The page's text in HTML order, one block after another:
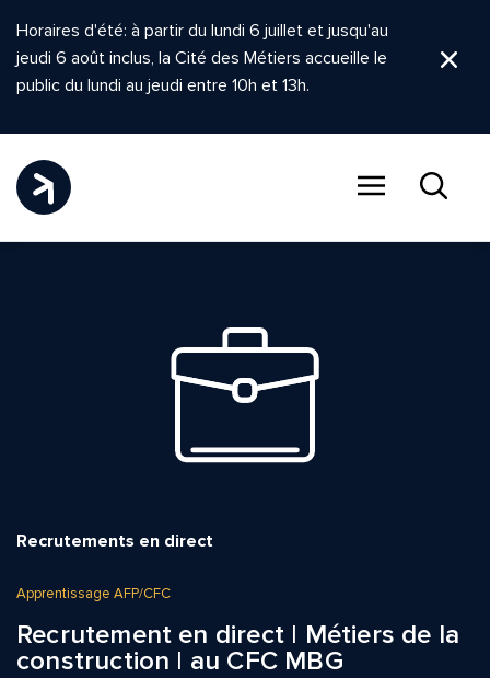
Horaires d'été: à partir du lundi 6 juillet et jusqu'au
jeudi 6 août inclus, la Cité des Métiers accueille le
public du lundi au jeudi entre 10h et 13h.
Recrutements en direct
Apprentissage AFP/CFC
Recrutement en direct | Métiers de la
construction | au CFC MBG